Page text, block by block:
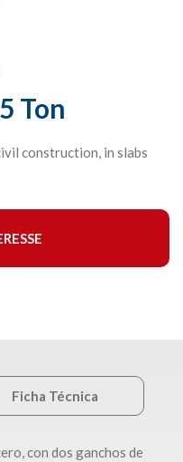
Ton
construction, in slabs
Ficha Técnica
con dos ganchos de